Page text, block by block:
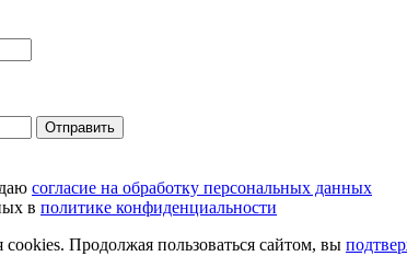
Отправить
согласие на обработку персональных данных
в политике конфиденциальности
cookies. Продолжая пользоваться сайтом, вы